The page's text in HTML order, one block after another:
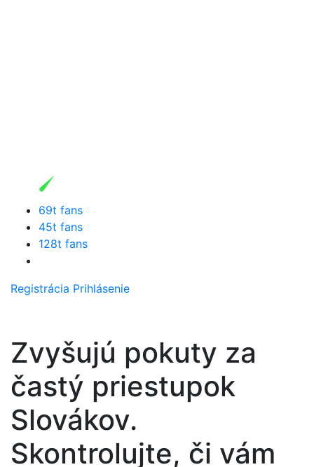
69t fans
45t fans
128t fans
Registrácia Prihlásenie
Zvyšujú pokuty za
častý priestupok
Slovákov.
Skontrolujte, či vám